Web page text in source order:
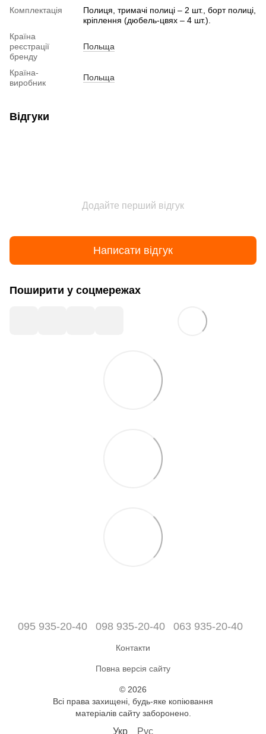
Комплектація
Полиця, тримачі полиці – 2 шт., борт полиці,
кріплення (дюбель-цвях – 4 шт.).
Країна
реєстрації
бренду
Польща
Країна-
виробник
Польща
Відгуки
Додайте перший відгук
Написати відгук
Поширити у соцмережах
095 935-20-40 098 935-20-40 063 935-20-40
Контакти
Повна версія сайту
© 2026
Всі права захищені, будь-яке копіювання
матеріалів сайту заборонено.
Укр Рус